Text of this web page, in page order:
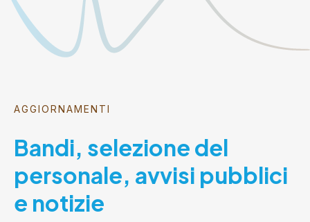
AGGIORNAMENTI
Bandi, selezione del
personale, avvisi pubblici
e notizie